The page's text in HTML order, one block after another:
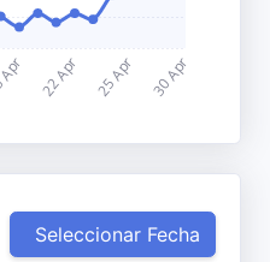
Seleccionar Fecha